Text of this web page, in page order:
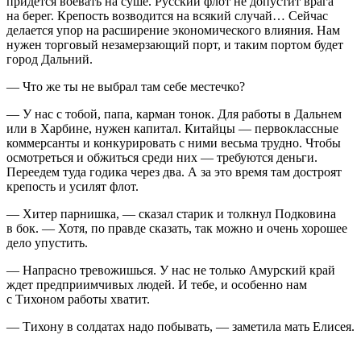
на берег. Крепость возводится на всякий случай… Сейчас
делается упор на расширение экономического влияния. Нам
нужен торговый незамерзающий порт, и таким портом будет
город Дальний.
— Что же ты не выбрал там себе местечко?
— У нас с тобой, папа, карман тонок. Для работы в Дальнем
или в Харбине, нужен капитал. Китайцы — первоклассные
коммерсанты и конкурировать с ними весьма трудно. Чтобы
осмотреться и обжиться среди них — требуются деньги.
Переедем туда годика через два. А за это время там достроят
крепость и усилят флот.
— Хитер парнишка, — сказал старик и толкнул Подковина
в бок. — Хотя, по правде сказать, так можно и очень хорошее
дело упустить.
— Напрасно тревожишься. У нас не только Амурский край
ждет предприимчивых людей. И тебе, и особенно нам
с Тихоном работы хватит.
— Тихону в солдатах надо побывать, — заметила мать Елисея.